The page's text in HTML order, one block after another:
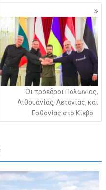
Οι πρόεδροι Πολωνίας,
Λιθουανίας, Λετονίας, και
Εσθονίας στο Κίεβο